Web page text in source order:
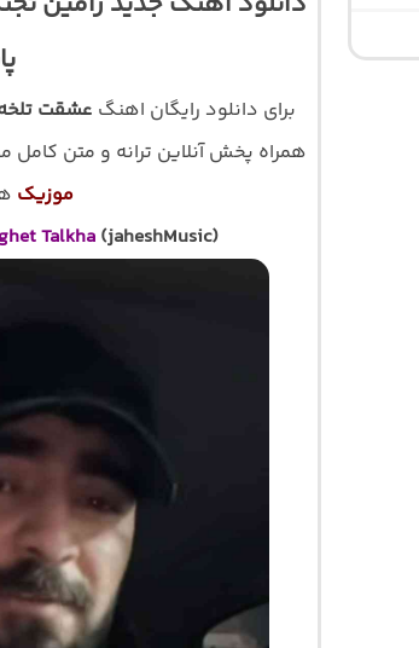
برای دانلود رایگان اهنگ عشقت تلخه
همراه پخش آنلاین ترانه و متن کامل موزیک
موزیک
Talkha(jaheshMusic)